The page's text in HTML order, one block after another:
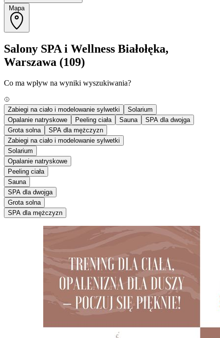
Mapa
Salony SPA i Wellness Białołęka,
Warszawa (109)
Co ma wpływ na wyniki wyszukiwania?
Zabiegi na ciało i modelowanie sylwetki
Solarium
Opalanie natryskowe
Peeling ciała Sauna
SPA dla dwojga
Grota solna
SPA dla mężczyzn
Zabiegi na ciało i modelowanie sylwetki
Solarium
Opalanie natryskowe
Peeling ciała
Sauna
SPA dla dwojga
Grota solna
SPA dla mężczyzn